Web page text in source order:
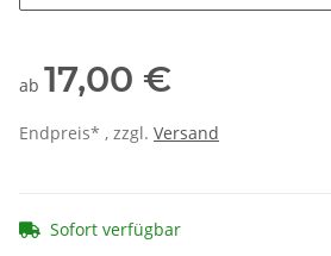
ab 17,00 €
Endpreis* , zzgl. Versand
Sofort verfügbar